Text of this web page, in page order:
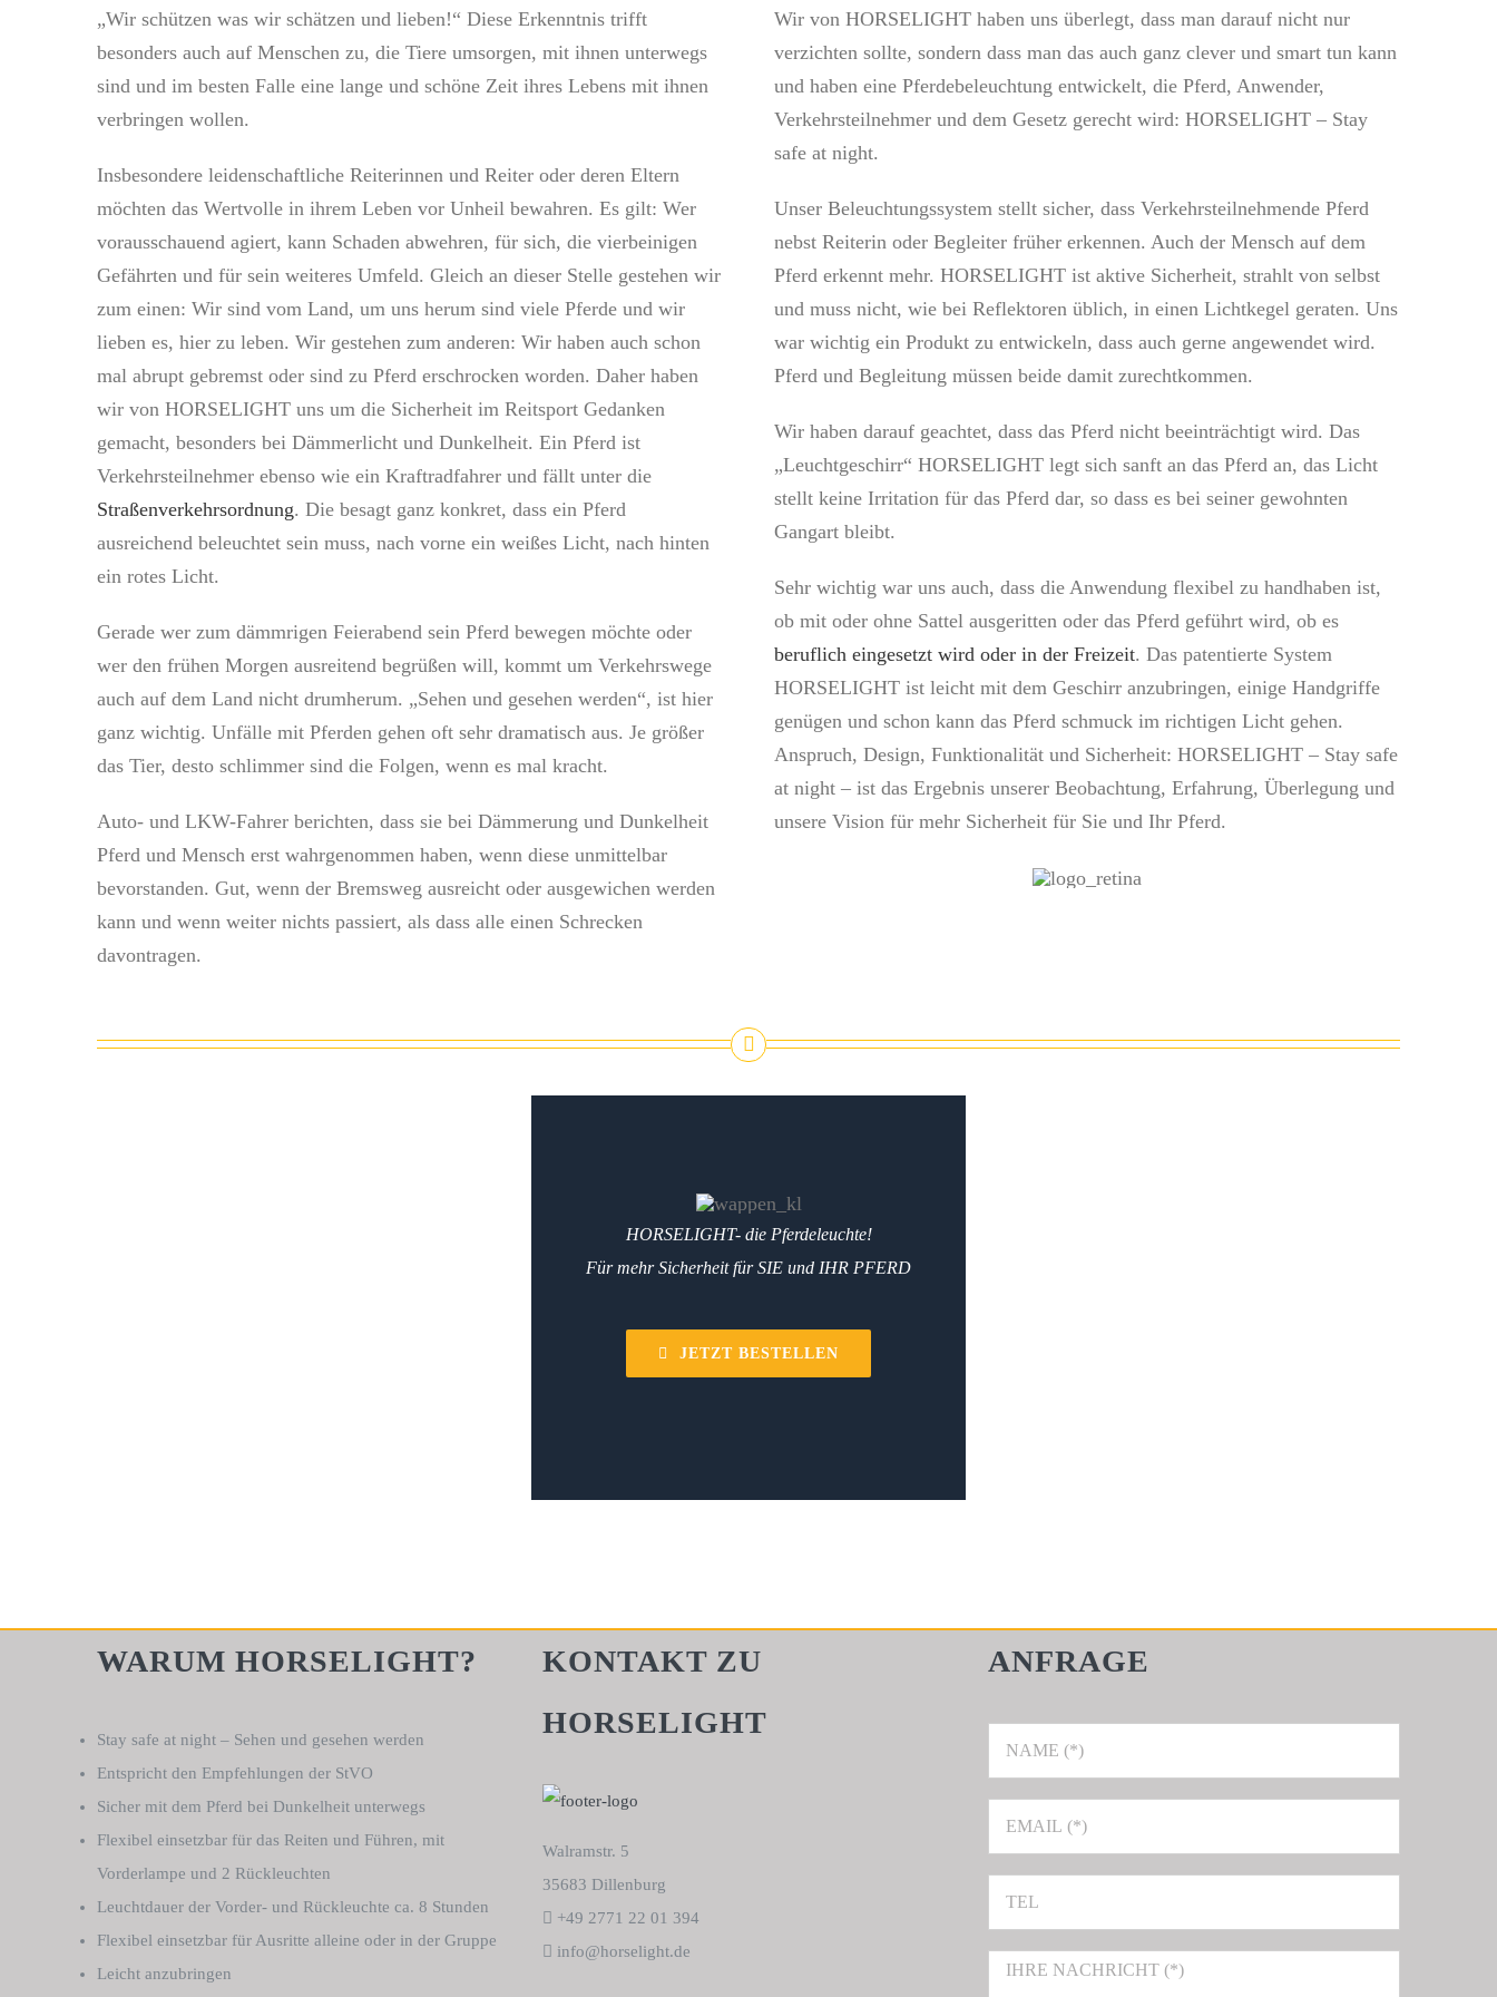
„Wir schützen was wir schätzen und lieben!“ Diese Erkenntnis trifft
besonders auch auf Menschen zu, die Tiere umsorgen, mit ihnen unterwegs
sind und im besten Falle eine lange und schöne Zeit ihres Lebens mit ihnen
verbringen wollen.
Insbesondere leidenschaftliche Reiterinnen und Reiter oder deren Eltern
möchten das Wertvolle in ihrem Leben vor Unheil bewahren. Es gilt: Wer
vorausschauend agiert, kann Schaden abwehren, für sich, die vierbeinigen
Gefährten und für sein weiteres Umfeld. Gleich an dieser Stelle gestehen wir
zum einen: Wir sind vom Land, um uns herum sind viele Pferde und wir
lieben es, hier zu leben. Wir gestehen zum anderen: Wir haben auch schon
mal abrupt gebremst oder sind zu Pferd erschrocken worden. Daher haben
wir von HORSELIGHT uns um die Sicherheit im Reitsport Gedanken
gemacht, besonders bei Dämmerlicht und Dunkelheit. Ein Pferd ist
Verkehrsteilnehmer ebenso wie ein Kraftradfahrer und fällt unter die
Straßenverkehrsordnung. Die besagt ganz konkret, dass ein Pferd
ausreichend beleuchtet sein muss, nach vorne ein weißes Licht, nach hinten
ein rotes Licht.
Gerade wer zum dämmrigen Feierabend sein Pferd bewegen möchte oder
wer den frühen Morgen ausreitend begrüßen will, kommt um Verkehrswege
auch auf dem Land nicht drumherum. „Sehen und gesehen werden“, ist hier
ganz wichtig. Unfälle mit Pferden gehen oft sehr dramatisch aus. Je größer
das Tier, desto schlimmer sind die Folgen, wenn es mal kracht.
Auto- und LKW-Fahrer berichten, dass sie bei Dämmerung und Dunkelheit
Pferd und Mensch erst wahrgenommen haben, wenn diese unmittelbar
bevorstanden. Gut, wenn der Bremsweg ausreicht oder ausgewichen werden
kann und wenn weiter nichts passiert, als dass alle einen Schrecken
davontragen.
Wir von HORSELIGHT haben uns überlegt, dass man darauf nicht nur
verzichten sollte, sondern dass man das auch ganz clever und smart tun kann
und haben eine Pferdebeleuchtung entwickelt, die Pferd, Anwender,
Verkehrsteilnehmer und dem Gesetz gerecht wird: HORSELIGHT – Stay
safe at night.
Unser Beleuchtungssystem stellt sicher, dass Verkehrsteilnehmende Pferd
nebst Reiterin oder Begleiter früher erkennen. Auch der Mensch auf dem
Pferd erkennt mehr. HORSELIGHT ist aktive Sicherheit, strahlt von selbst
und muss nicht, wie bei Reflektoren üblich, in einen Lichtkegel geraten. Uns
war wichtig ein Produkt zu entwickeln, dass auch gerne angewendet wird.
Pferd und Begleitung müssen beide damit zurechtkommen.
Wir haben darauf geachtet, dass das Pferd nicht beeinträchtigt wird. Das
„Leuchtgeschirr“ HORSELIGHT legt sich sanft an das Pferd an, das Licht
stellt keine Irritation für das Pferd dar, so dass es bei seiner gewohnten
Gangart bleibt.
Sehr wichtig war uns auch, dass die Anwendung flexibel zu handhaben ist,
ob mit oder ohne Sattel ausgeritten oder das Pferd geführt wird, ob es
beruflich eingesetzt wird oder in der Freizeit. Das patentierte System
HORSELIGHT ist leicht mit dem Geschirr anzubringen, einige Handgriffe
genügen und schon kann das Pferd schmuck im richtigen Licht gehen.
Anspruch, Design, Funktionalität und Sicherheit: HORSELIGHT – Stay safe
at night – ist das Ergebnis unserer Beobachtung, Erfahrung, Überlegung und
unsere Vision für mehr Sicherheit für Sie und Ihr Pferd.
HORSELIGHT- die Pferdeleuchte!
Für mehr Sicherheit für SIE und IHR PFERD
JETZT BESTELLEN
WARUM HORSELIGHT?
Stay safe at night – Sehen und gesehen werden
Entspricht den Empfehlungen der StVO
Sicher mit dem Pferd bei Dunkelheit unterwegs
Flexibel einsetzbar für das Reiten und Führen, mit
Vorderlampe und 2 Rückleuchten
Leuchtdauer der Vorder- und Rückleuchte ca. 8 Stunden
Flexibel einsetzbar für Ausritte alleine oder in der Gruppe
Leicht anzubringen
KONTAKT ZU
HORSELIGHT
Walramstr. 5
35683 Dillenburg
+49 2771 22 01 394
info@horselight.de
ANFRAGE